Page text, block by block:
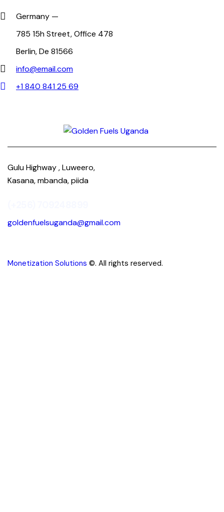
Germany —
785 15h Street, Office 478
Berlin, De 81566
info@email.com
+1 840 841 25 69
Gulu Highway , Luweero,
Kasana, mbanda, piida
goldenfuelsuganda@gmail.com
Monetization Solutions ©. All rights reserved.